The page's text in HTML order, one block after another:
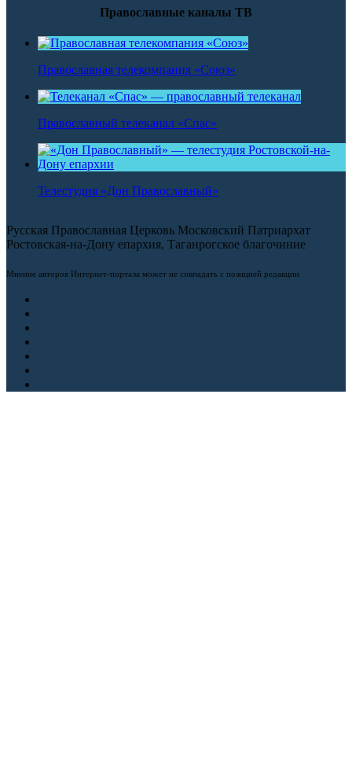
Православные каналы ТВ
Православная телекомпания «Союз»
Православный телеканал «Спас»
Телестудия «Дон Православный»
Русская Православная Церковь Московский Патриархат
Ростовская-на-Дону епархия, Таганрогское благочиние
Мнение авторов Интернет-портала может не совпадать с позицией редакции